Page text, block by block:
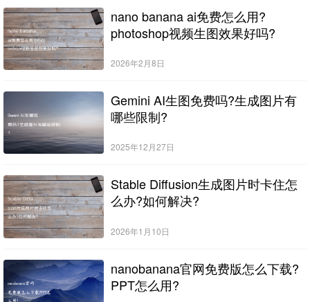
nano banana ai免费怎么用?
photoshop视频生图效果好吗?
2026年2月8日
Gemini AI生图免费吗?生成图片有
哪些限制?
2025年12月27日
Stable Diffusion生成图片时卡住怎
么办?如何解决?
2026年1月10日
nanobanana官网免费版怎么下载?
PPT怎么用?